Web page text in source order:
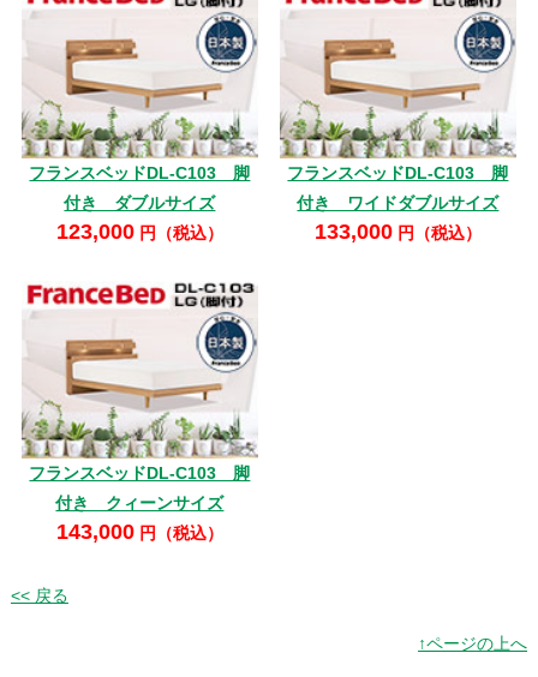
フランスベッドDL-C103 脚
付き ダブルサイズ
123,000円（税込）
フランスベッドDL-C103 脚
付き ワイドダブルサイズ
133,000円（税込）
フランスベッドDL-C103 脚
付き クィーンサイズ
143,000円（税込）
<< 戻る
↑ページの上へ